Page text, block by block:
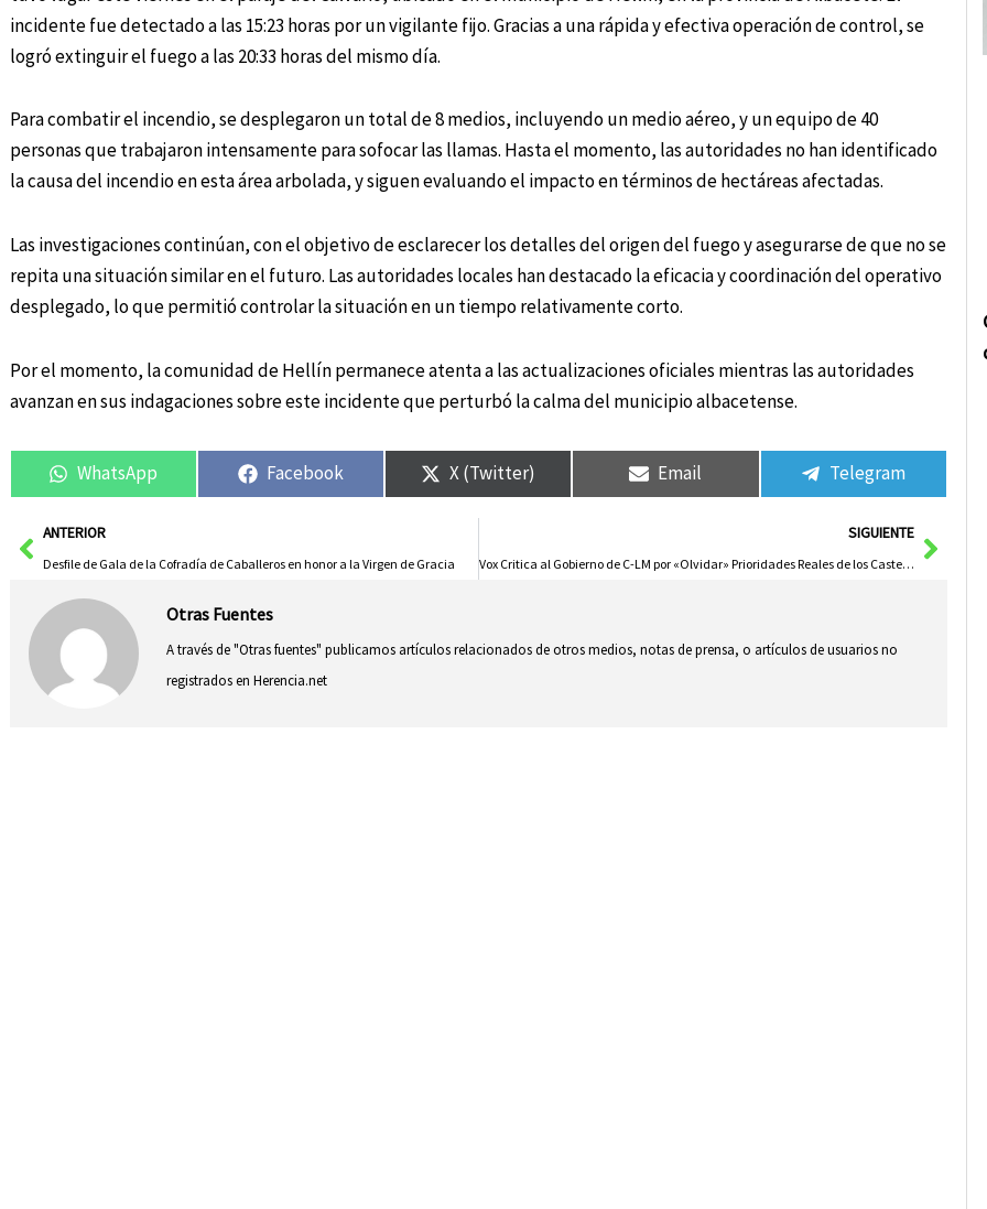
incidente fue detectado a las 15:23 horas por un vigilante fijo. Gracias a una rápida y efectiva operación de control, se
logró extinguir el fuego a las 20:33 horas del mismo día.
Para combatir el incendio, se desplegaron un total de 8 medios, incluyendo un medio aéreo, y un equipo de 40
personas que trabajaron intensamente para sofocar las llamas. Hasta el momento, las autoridades no han identificado
la causa del incendio en esta área arbolada, y siguen evaluando el impacto en términos de hectáreas afectadas.
Las investigaciones continúan, con el objetivo de esclarecer los detalles del origen del fuego y asegurarse de que no se
repita una situación similar en el futuro. Las autoridades locales han destacado la eficacia y coordinación del operativo
desplegado, lo que permitió controlar la situación en un tiempo relativamente corto.
Por el momento, la comunidad de Hellín permanece atenta a las actualizaciones oficiales mientras las autoridades
avanzan en sus indagaciones sobre este incidente que perturbó la calma del municipio albacetense.
WhatsApp Facebook X (Twitter) Email Telegram
AntANTERIOR
Desfile de Gala de la Cofradía de Caballeros en honor a la Virgen de Gracia
SIGUIENTE
Vox Critica al Gobierno de C-LM por «Olvidar» Prioridades Reales de los Castellanomanchegos
Otras Fuentes
A través de "Otras fuentes" publicamos artículos relacionados de otros medios, notas de prensa, o artículos de usuarios no
registrados en Herencia.net